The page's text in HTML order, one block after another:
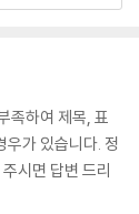
족하여 제목, 표
우가 있습니다. 정
시면 답변 드리